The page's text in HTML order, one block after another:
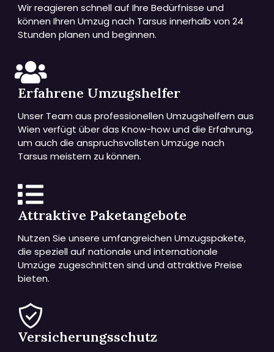
Wir reagieren schnell auf Ihre Bedürfnisse und
können Ihren Umzug nach Tarsus innerhalb von 24
Stunden planen und beginnen.
Erfahrene Umzugshelfer
Unser Team aus professionellen Umzugshelfern aus
Wien verfügt über das Know-how und die Erfahrung,
um auch die anspruchsvollsten Umzüge nach
Tarsus meistern zu können.
Attraktive Paketangebote
Nutzen Sie unsere umfangreichen Umzugspakete,
die speziell auf nationale und internationale
Umzüge zugeschnitten sind und attraktive Preise
bieten.
Versicherungsschutz